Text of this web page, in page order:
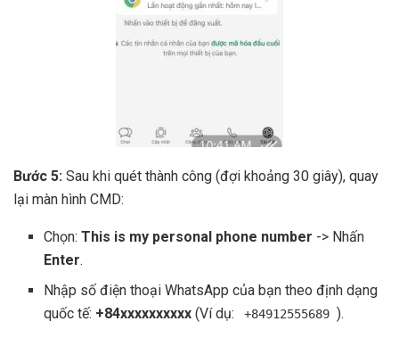
Bước 5: Sau khi quét thành công (đợi khoảng 30 giây), quay
lại màn hình CMD:
Chọn:This is my personal phone number -> Nhấn
Enter.
Nhập số điện thoại WhatsApp của bạn theo định dạng
quốc tế: +84xxxxxxxxxx (Ví dụ: +84912555689 ).